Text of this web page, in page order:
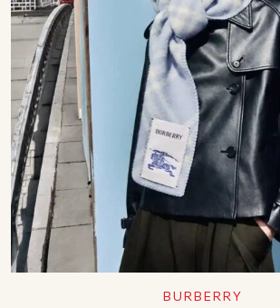
BURBERRY